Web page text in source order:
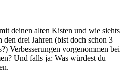
deinen alten Kisten und wie siehts
drei Jahren (bist doch schon 3
Verbesserungen vorgenommen bei
Und falls ja: Was würdest du